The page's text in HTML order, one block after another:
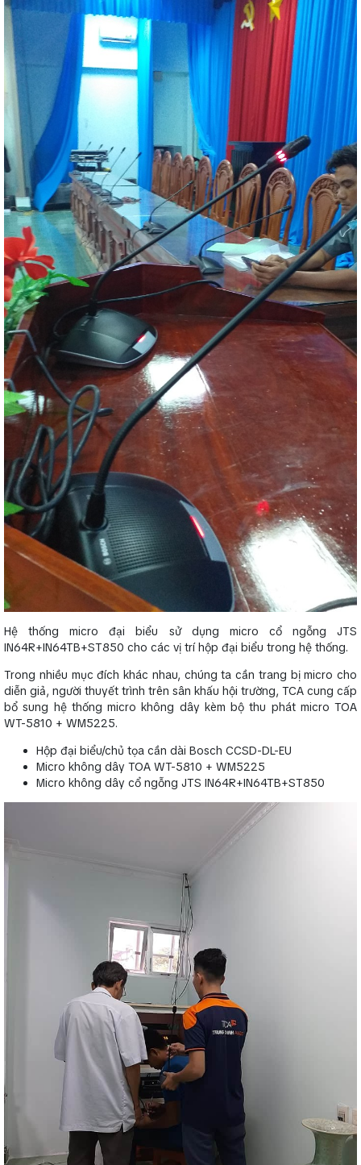
Hệ thống micro đại biểu sử dụng micro cổ ngỗng JTS
IN64R+IN64TB+ST850 cho các vị trí hộp đại biểu trong hệ thống.
Trong nhiều mục đích khác nhau, chúng ta cần trang bị micro cho
diễn giả, người thuyết trình trên sân khấu hội trường, TCA cung cấp
bổ sung hệ thống micro không dây kèm bộ thu phát micro TOA
WT-5810 + WM5225.
Hộp đại biểu/chủ tọa cần dài Bosch CCSD-DL-EU
Micro không dây TOA WT-5810 + WM5225
Micro không dây cổ ngỗng JTS IN64R+IN64TB+ST850